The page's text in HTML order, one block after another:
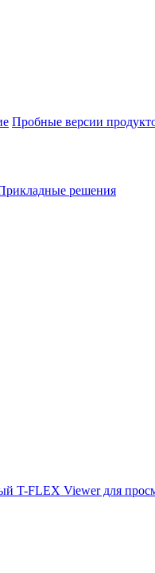
Пробные версии
решения
T-FLEX Viewer для